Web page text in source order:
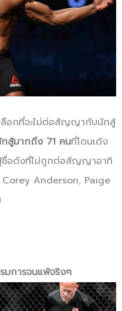
ลือกที่จะไม่ต่อสัญญากับนักสู้
สู้มากถึง 71 คนที่โดนเด้ง
ชื่อดังที่ไม่ถูกต่อสัญญาอาทิ
Corey Anderson, Paige
มการจนแพ้จริงๆ